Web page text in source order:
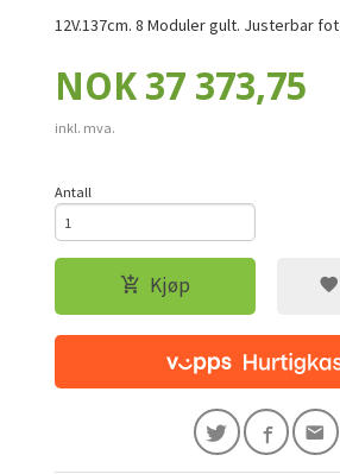
12V.137cm. 8 Moduler gult. Justerbar fot
Pris
NOK 37 373,75
inkl. mva.
Antall
Kjøp